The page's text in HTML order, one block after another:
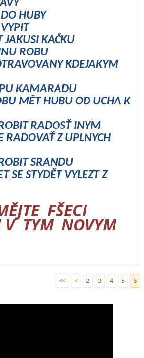
HUBY
JAKUSI KAČKU
ROBU
KDEJAKYM
KAMARADU
MĚT HUBU OD UCHA K
RADOSŤ INYM
RADOVAŤ Z UPLNYCH
SRANDU
SE STYDĚT VYLEZT Z
FŠECI
V TYM NOVYM
<< < 2 3 4 5 6